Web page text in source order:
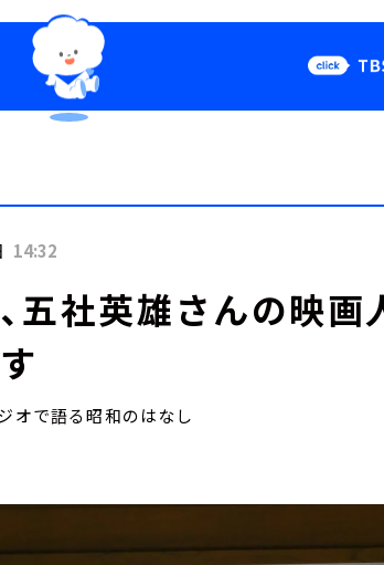
Podcast
14:32
五社英雄さんの映画
オで語る昭和のはなし